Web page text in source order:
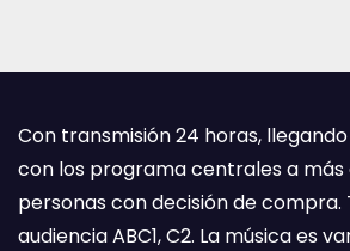
Con transmisión 24 horas,
con los programa centrales a más
personas con decisión de compra.
audiencia ABC1, C2. La música es